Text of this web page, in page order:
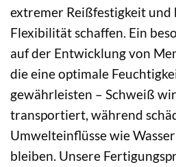
extremer Reißfestigkeit
Flexibilität schaffen. Ein
auf der Entwicklung von
die eine optimale
gewährleisten – Schweiß
transportiert, während
Umwelteinflüsse wie
bleiben. Unsere